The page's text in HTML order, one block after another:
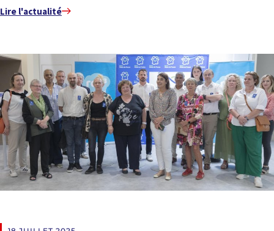
Lire l'actualité